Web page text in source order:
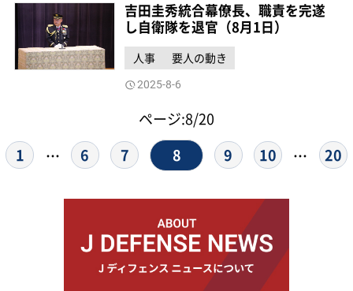
吉田圭秀統合幕僚長、職責を完遂
し自衛隊を退官（8月1日）
人事 要人の動き
2025-8-6
ページ:8/20
1
… 6 7 8 9 10 … 20